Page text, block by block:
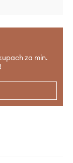
za min.